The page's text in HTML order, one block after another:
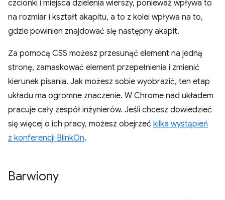
czcionki i miejsca dzielenia wierszy, ponieważ wpływa to
na rozmiar i kształt akapitu, a to z kolei wpływa na to,
gdzie powinien znajdować się następny akapit.
Za pomocą CSS możesz przesunąć element na jedną
stronę, zamaskować element przepełnienia i zmienić
kierunek pisania. Jak możesz sobie wyobrazić, ten etap
układu ma ogromne znaczenie. W Chrome nad układem
pracuje cały zespół inżynierów. Jeśli chcesz dowiedzieć
się więcej o ich pracy, możesz obejrzeć kilka wystąpień
z konferencji BlinkOn.
Barwiony